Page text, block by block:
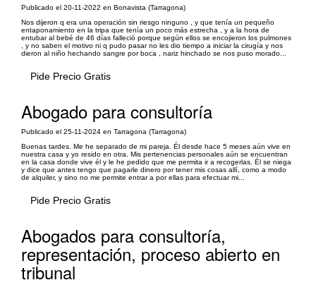
Publicado el 20-11-2022 en Bonavista (Tarragona)
Nos dijeron q era una operación sin riesgo ninguno , y que tenía un pequeño
entaponamiento en la tripa que tenía un poco más estrecha , y a la hora de
entubar al bebé de 46 días falleció porque según ellos se encojieron los pulmones
, y no saben el motivo ni q pudo pasar no les dio tiempo a iniciar la cirugía y nos
dieron al niño hechando sangre por boca , nariz hinchado se nos puso morado...
Pide Precio Gratis
Abogado para consultoría
Publicado el 25-11-2024 en Tarragona (Tarragona)
Buenas tardes. Me he separado de mi pareja. Él desde hace 5 meses aún vive en
nuestra casa y yo resido en otra. Mis pertenencias personales aún se encuentran
en la casa donde vive él y le he pedido que me permita ir a recogerlas. Él se niega
y dice que antes tengo que pagarle dinero por tener mis cosas allí, como a modo
de alquiler, y sino no me permite entrar a por ellas para efectuar mi...
Pide Precio Gratis
Abogados para consultoría,
representación, proceso abierto en
tribunal